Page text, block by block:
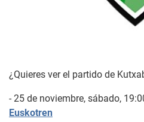
¿Quieres ver el partido de
- 25 de noviembre, sábado,
Euskotren